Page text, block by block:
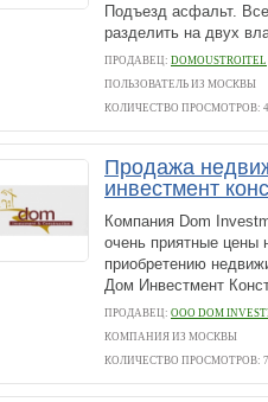
Подъезд асфальт.
разделить на двух
ПРОДАВЕЦ: DOMOUSTROITEL
ПОЛЬЗОВАТЕЛЬ ИЗ МОСКВЫ
КОЛИЧЕСТВО ПРОСМОТРОВ:
Продажа
инвестмент
Компания Dom
очень приятные цены
приобретению
Дом Инвестмент
ПРОДАВЕЦ: ООО DOM
КОМПАНИЯ ИЗ МОСКВЫ
КОЛИЧЕСТВО ПРОСМОТРОВ: